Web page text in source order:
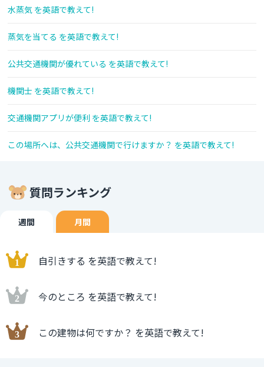
水蒸気 を英語で教えて!
蒸気を当てる を英語で教えて!
公共交通機関が優れている を英語で教えて!
機関士 を英語で教えて!
交通機関アプリが便利 を英語で教えて!
この場所へは、公共交通機関で行けますか？ を英語で教えて!
質問ランキング
週間 月間
自引きする を英語で教えて!
今のところ を英語で教えて!
この建物は何ですか？ を英語で教えて!